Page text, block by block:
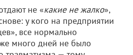
не «какие не жалко»,
у кого на предприятии
все нормально
много дней не было